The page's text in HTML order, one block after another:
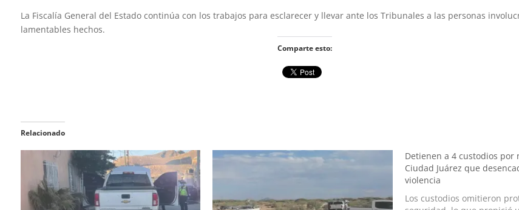
La Fiscalía General del Estado continúa con los trabajos para esclarecer y llevar ante los Tribunales a las personas
lamentables hechos.
Comparte esto:
Relacionado
Detienen a 4 custodios por
Ciudad Juárez que
violencia
Los custodios omitieron